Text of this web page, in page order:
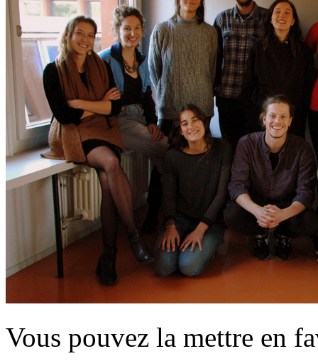
Vous pouvez la mettre en